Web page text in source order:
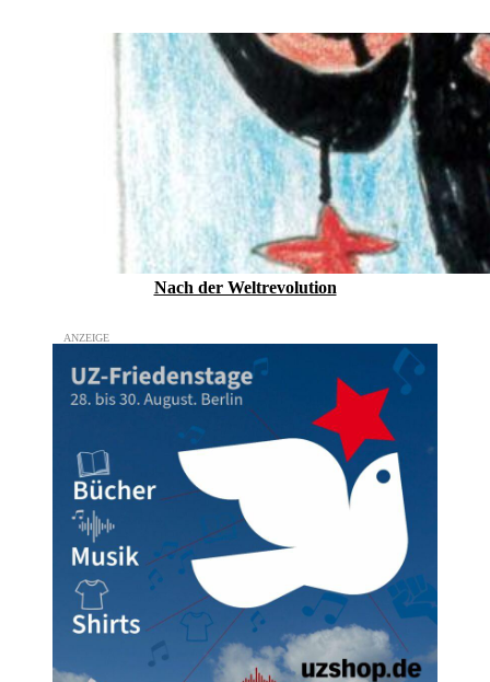
Nach der Weltrevolution